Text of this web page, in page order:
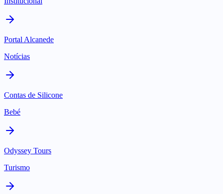
Portal Alcanede
Notícias
Contas de Silicone
Bebé
Odyssey Tours
Turismo